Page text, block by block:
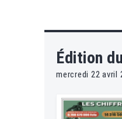
Édition
mercredi 22 avril